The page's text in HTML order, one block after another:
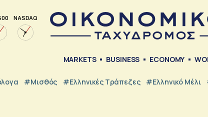
NASDAQ
MARKETS BUSINESS ECONOMY
#Μισθός #ελληνικές Τράπεζες #Ελληνικό Μέλι